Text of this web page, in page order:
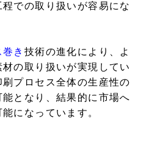
での取り扱いが容易にな
き 技術の進化により、よ
の取り扱いが実現してい
プロセス全体の生産性の
となり、結果的に市場へ
になっています。